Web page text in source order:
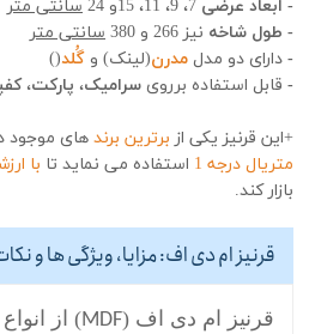
- ابعاد عرضی 7، 9، 11، 15و 24
سانتی متر
- طول شاخه نیز 266 و 380
سانتی متر
- دارای دو مدل مدرن(لینک) و گُلد()
- قابل استفاده برروی سرامیک، پارکت،
+این قرنیز یکی از برترین برند های موجود
متریال درجه 1
استفاده می نماید تا با
بازار کند.
قرنیز ام دی اف: مزایا، ویژگی ها و
قرنیز ام دی اف (MDF) از